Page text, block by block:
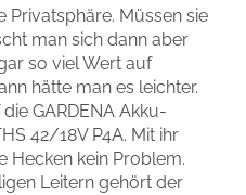
Privatsphäre. Müssen sie
man sich dann aber
so viel Wert auf
hätte man es leichter.
GARDENA Akku-
42/18V P4A. Mit ihr
Hecken kein Problem.
Leitern gehört der